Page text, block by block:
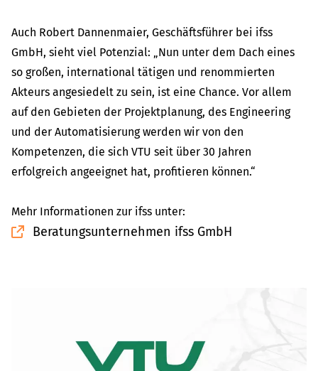
Auch Robert Dannenmaier, Geschäftsführer bei ifss
GmbH, sieht viel Potenzial: „Nun unter dem Dach eines
so großen, international tätigen und renommierten
Akteurs angesiedelt zu sein, ist eine Chance. Vor allem
auf den Gebieten der Projektplanung, des Engineering
und der Automatisierung werden wir von den
Kompetenzen, die sich VTU seit über 30 Jahren
erfolgreich angeeignet hat, profitieren können.“
Mehr Informationen zur ifss unter:
Beratungsunternehmen ifss GmbH